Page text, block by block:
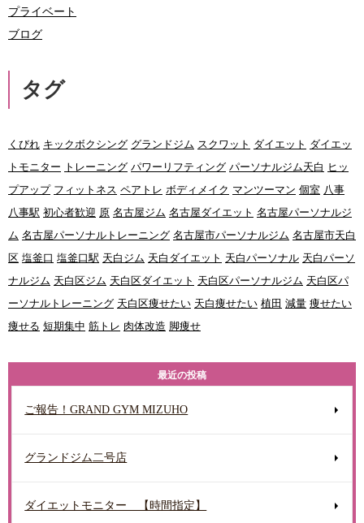
プライベート
ブログ
タグ
くびれ キックボクシング グランドジム スクワット ダイエット ダイエッ
トモニター トレーニング パワーリフティング パーソナルジム天白 ヒッ
プアップ フィットネス ペアトレ ボディメイク マンツーマン 個室 八事
八事駅 初心者歓迎 原 名古屋ジム 名古屋ダイエット 名古屋パーソナルジ
ム 名古屋パーソナルトレーニング 名古屋市パーソナルジム 名古屋市天白
区 塩釜口 塩釜口駅 天白ジム 天白ダイエット 天白パーソナル 天白パーソ
ナルジム 天白区ジム 天白区ダイエット 天白区パーソナルジム 天白区パ
ーソナルトレーニング 天白区痩せたい 天白痩せたい 植田 減量 痩せたい
痩せる 短期集中 筋トレ 肉体改造 脚痩せ
最近の投稿
ご報告！GRAND GYM MIZUHO
グランドジム二号店
ダイエットモニター 【時間指定】